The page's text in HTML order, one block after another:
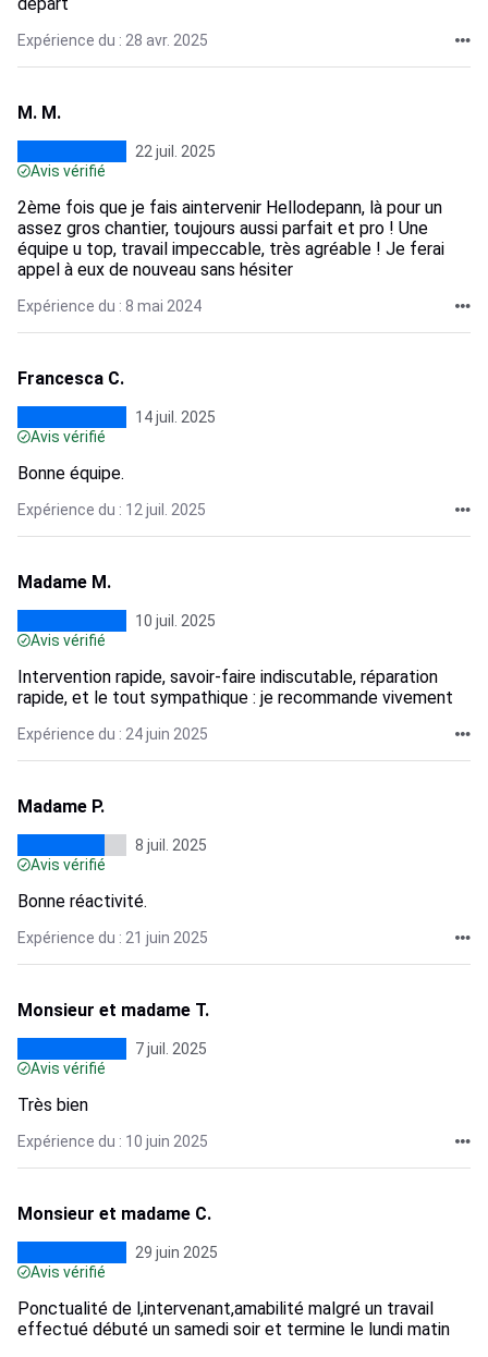
Expérience du : 28 avr. 2025
M. M.
22 juil. 2025
Avis vérifié
2ème fois que je fais aintervenir Hellodepann, là pour un
assez gros chantier, toujours aussi parfait et pro ! Une
équipe u top, travail impeccable, très agréable ! Je ferai
appel à eux de nouveau sans hésiter
Expérience du : 8 mai 2024
Francesca C.
14 juil. 2025
Avis vérifié
Bonne équipe.
Expérience du : 12 juil. 2025
Madame M.
10 juil. 2025
Avis vérifié
Intervention rapide, savoir-faire indiscutable, réparation
rapide, et le tout sympathique : je recommande vivement
Expérience du : 24 juin 2025
Madame P.
8 juil. 2025
Avis vérifié
Bonne réactivité.
Expérience du : 21 juin 2025
Monsieur et madame T.
7 juil. 2025
Avis vérifié
Très bien
Expérience du : 10 juin 2025
Monsieur et madame C.
29 juin 2025
Avis vérifié
Ponctualité de l,intervenant,amabilité malgré un travail
effectué débuté un samedi soir et termine le lundi matin